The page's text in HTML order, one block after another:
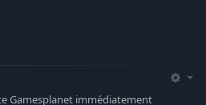
Gamesplanet immédiatement